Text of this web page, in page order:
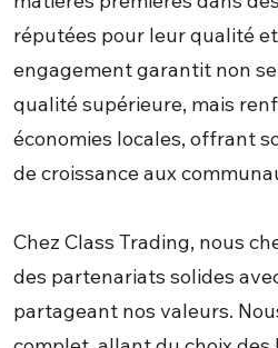
réputées pour leur qualité
engagement garantit non
qualité supérieure, mais
économies locales, offrant
de croissance aux
Chez Class Trading, nous
des partenariats solides
partageant nos valeurs.